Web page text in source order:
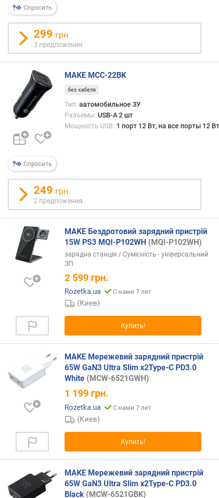
с
п
р
о
в
о
а
я
з
а
я
а
р
а
з
ъ
е
м
о
в
S
ш
т
р
а
ъ
о
B
-
Спросить
299 грн.
3 предложения
Спросить
MAKE MCC-22BK
без кабеля
Тип: автомобильное ЗУ
Разъемы: USB-A 2 шт
Мощность USB: 1 порт 12 Вт, на все порты 12 Вт
249 грн.
2 предложения
MAKE Бездротовий зарядний пристрій
15W PS3 MQI-P102WH (MQI-P102WH)
зарядна станція / Сумісність - універсальний
ЗП
2 599 грн.
Rozetka.ua С нами 7 лет
(Киев)
Купить!
MAKE Мережевий зарядний пристрій
65W GaN3 Ultra Slim x2Type-C PD3.0
White (MCW-6521GWH)
1 199 грн.
Rozetka.ua С нами 7 лет
(Киев)
Купить!
MAKE Мережевий зарядний пристрій
65W GaN3 Ultra Slim x2Type-C PD3.0
Black (MCW-6521GBK)